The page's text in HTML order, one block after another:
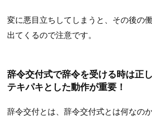
変に悪目立ちしてしまうと、その後の
出てくるので注意です。
辞令交付式で辞令を受ける時は正
テキパキとした動作が重要！
辞令交付とは、辞令交付式とは何なの